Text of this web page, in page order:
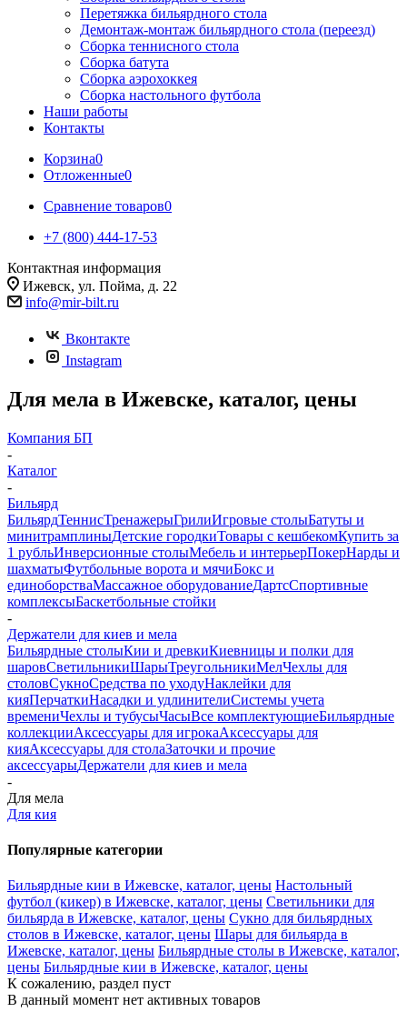
Перетяжка бильярдного стола
Демонтаж-монтаж бильярдного стола (переезд)
Сборка теннисного стола
Сборка батута
Сборка аэрохоккея
Сборка настольного футбола
Наши работы
Контакты
Корзина0
Отложенные0
Сравнение товаров0
+7 (800) 444-17-53
Контактная информация
Ижевск, ул. Пойма, д. 22
info@mir-bilt.ru
Вконтакте
Instagram
Для мела в Ижевске, каталог, цены
Компания БП
-
Каталог
-
Бильярд
БильярдТеннисТренажерыГрилиИгровые столыБатуты и
минитрамплиныДетские городкиТовары с кешбекомКупить за
1 рубльИнверсионные столыМебель и интерьерПокерНарды и
шахматыФутбольные ворота и мячиБокс и
единоборстваМассажное оборудованиеДартсСпортивные
комплексыБаскетбольные стойки
-
Держатели для киев и мела
Бильярдные столыКии и древкиКиевницы и полки для
шаровСветильникиШарыТреугольникиМелЧехлы для
столовСукноСредства по уходуНаклейки для
кияПерчаткиНасадки и удлинителиСистемы учета
времениЧехлы и тубусыЧасыВсе комплектующиеБильярдные
коллекцииАксессуары для игрокаАксессуары для
кияАксессуары для столаЗаточки и прочие
аксессуарыДержатели для киев и мела
-
Для мела
Для кия
Популярные категории
Бильярдные кии в Ижевске, каталог, цены Настольный
футбол (кикер) в Ижевске, каталог, цены Светильники для
бильярда в Ижевске, каталог, цены Сукно для бильярдных
столов в Ижевске, каталог, цены Шары для бильярда в
Ижевске, каталог, цены Бильярдные столы в Ижевске, каталог,
цены Бильярдные кии в Ижевске, каталог, цены
К сожалению, раздел пуст
В данный момент нет активных товаров